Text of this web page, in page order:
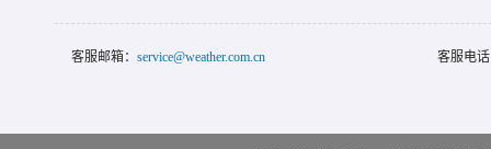
客服邮箱： service@weather.com.cn 客服电